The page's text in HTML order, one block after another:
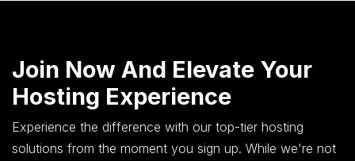
Join Now And Elevate Your
Hosting Experience
Experience the difference with our top-tier hosting
solutions from the moment you sign up. While we're not